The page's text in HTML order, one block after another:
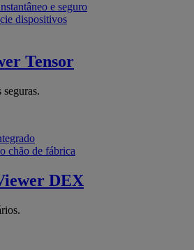
e seguro
dispositivos
Tensor
chão de fábrica
DEX